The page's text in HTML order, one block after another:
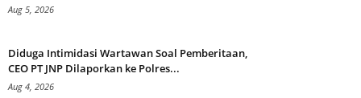
Aug 5, 2026
Diduga Intimidasi Wartawan Soal Pemberitaan,
CEO PT JNP Dilaporkan ke Polres...
Aug 4, 2026